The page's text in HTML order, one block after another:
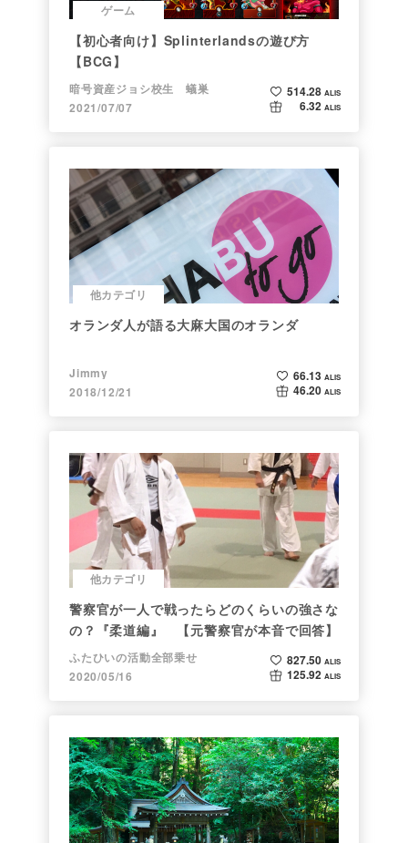
ゲーム
【初心者向け】Splinterlandsの遊び方
【BCG】
暗号資産ジョシ校生 蟻巣
2021/07/07
514.28 ALIS
6.32 ALIS
他カテゴリ
オランダ人が語る大麻大国のオランダ
Jimmy
2018/12/21
66.13 ALIS
46.20 ALIS
他カテゴリ
警察官が一人で戦ったらどのくらいの強さな
の？『柔道編』 【元警察官が本音で回答】
ふたひいの活動全部乗せ
2020/05/16
827.50 ALIS
125.92 ALIS